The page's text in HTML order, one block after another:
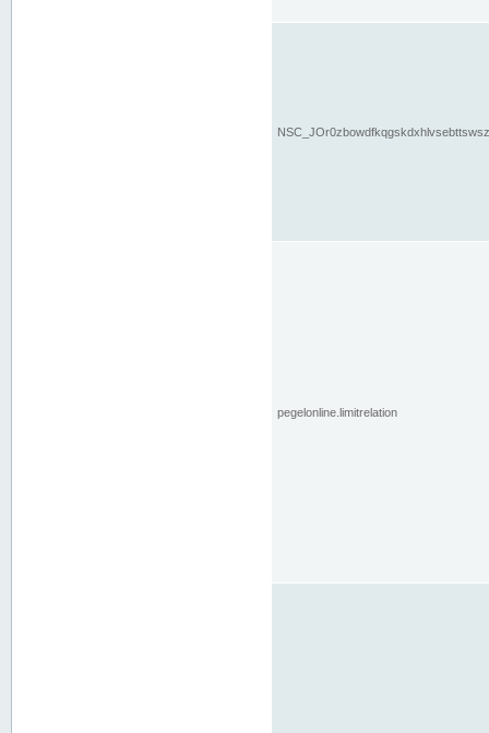
pegelonline.limitrelation